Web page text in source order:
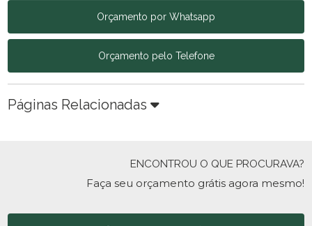
Orçamento por Whatsapp
Orçamento pelo Telefone
Páginas Relacionadas
ENCONTROU O QUE PROCURAVA?
Faça seu orçamento grátis agora mesmo!